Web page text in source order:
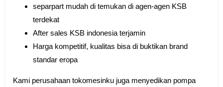
separpart mudah di temukan di agen-agen KSB
terdekat
After sales KSB indonesia terjamin
Harga kompetitif, kualitas bisa di buktikan brand
standar eropa
Kami perusahaan tokomesinku juga menyedikan pompa